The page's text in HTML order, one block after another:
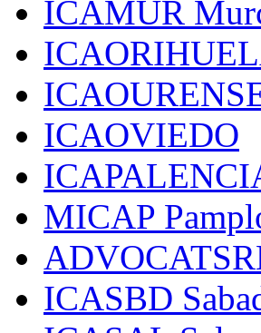
ICAMUR
ICAOVIEDO
MICAP
ICASBD